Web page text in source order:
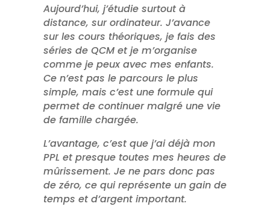
Aujourd’hui, j’étudie surtout à
distance, sur ordinateur. J’avance
sur les cours théoriques, je fais des
séries de QCM et je m’organise
comme je peux avec mes enfants.
Ce n’est pas le parcours le plus
simple, mais c’est une formule qui
permet de continuer malgré une vie
de famille chargée.
L’avantage, c’est que j’ai déjà mon
PPL et presque toutes mes heures de
mûrissement. Je ne pars donc pas
de zéro, ce qui représente un gain de
temps et d’argent important.